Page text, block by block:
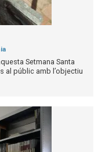
Setmana Santa
al públic amb l’objectiu